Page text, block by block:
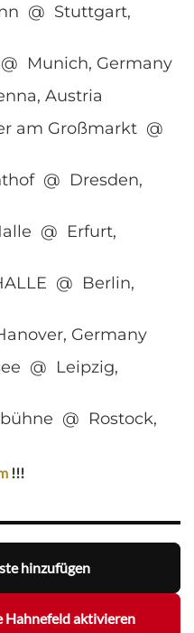
@ Stuttgart,
Munich, Germany
Austria
am Großmarkt @
@ Dresden,
@ Erfurt,
@ Berlin,
Germany
@ Leipzig,
@ Rostock,
!!!
hinzufügen
Hahnefeld aktivieren